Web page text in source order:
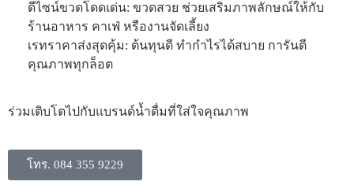
ดีไซน์ขวดโดดเด่น: ขวดสวย ช่วยเสริมภาพลักษณ์ให้กับ
ร้านอาหาร คาเฟ่ หรืองานจัดเลี้ยง
​เรทราคาส่งสุดคุ้ม: ต้นทุนดี ทำกำไรได้สบาย การันตี
คุณภาพทุกล็อต
​ร่วมเติบโตไปกับแบรนด์น้ำดื่มที่ใส่ใจคุณภาพ
โทร. 084 355 9229